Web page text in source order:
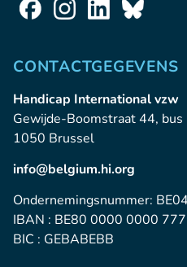
CONTACTGEGEVENS
Handicap International vzw
Gewijde-Boomstraat 44, bus
1050 Brussel
info@belgium.hi.org
Ondernemingsnummer:
IBAN : BE80 0000 0000
BIC : GEBABEBB